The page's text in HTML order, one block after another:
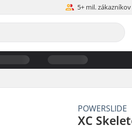
5+ mil. zákazníkov
POWERSLIDE
XC